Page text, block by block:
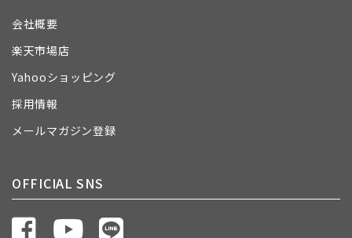
会社概要
楽天市場店
Yahooショッピング
採用情報
メールマガジン登録
OFFICIAL SNS